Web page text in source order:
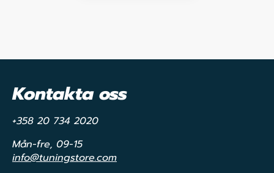
Kontakta oss
+358 20 734 2020
Mån-fre, 09-15
info@tuningstore.com